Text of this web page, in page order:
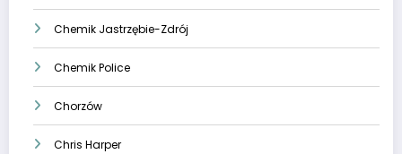
Chemik Jastrzębie-Zdrój
Chemik Police
Chorzów
Chris Harper